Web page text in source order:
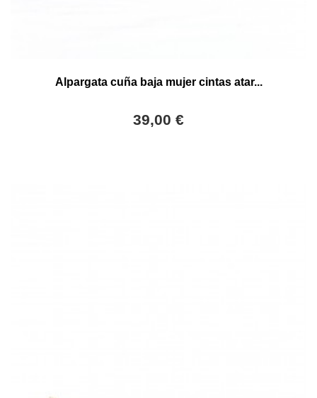
Alpargata cuña baja mujer cintas atar...
39,00 €